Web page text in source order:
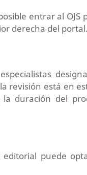
entrar al OJS
derecha del
revisión está en
duración del
puede